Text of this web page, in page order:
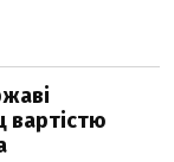
вартістю